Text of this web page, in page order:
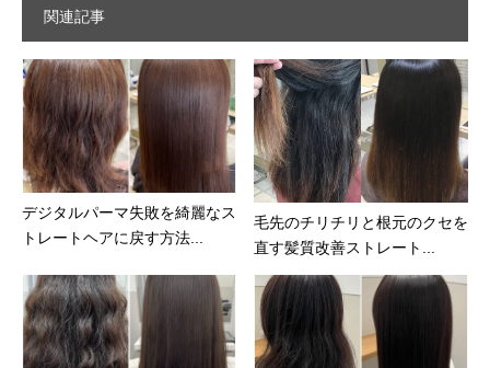
関連記事
デジタルパーマ失敗を綺麗なス
トレートヘアに戻す方法...
毛先のチリチリと根元のクセを
直す髪質改善ストレート...